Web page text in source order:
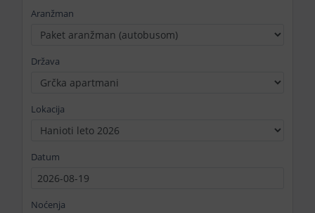
Aranžman
Država
Lokacija
Datum
Noćenja